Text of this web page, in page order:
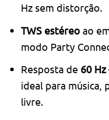
Hz sem distorção.
TWS estéreo ao
modo Party
Resposta de 60 Hz
ideal para música,
livre.